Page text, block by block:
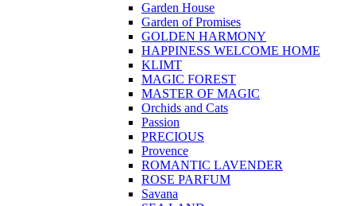
Garden House
Garden of Promises
GOLDEN HARMONY
HAPPINESS WELCOME HOME
KLIMT
MAGIC FOREST
MASTER OF MAGIC
Orchids and Cats
Passion
PRECIOUS
Provence
ROMANTIC LAVENDER
ROSE PARFUM
Savana